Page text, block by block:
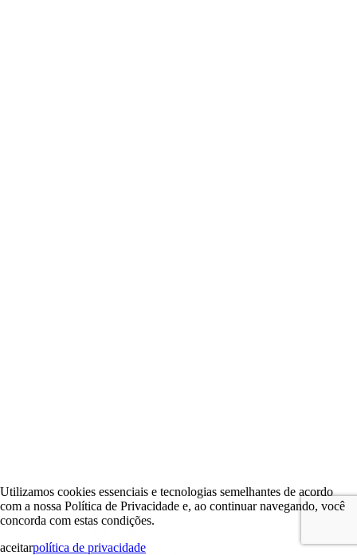
Utilizamos cookies essenciais e tecnologias semelhantes de acordo
com a nossa Política de Privacidade e, ao continuar navegando, você
concorda com estas condições.
aceitarpolítica de privacidade